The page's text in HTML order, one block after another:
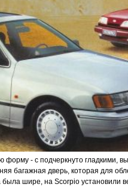
форму - с подчеркнуто гладкими,
багажная дверь, которая для
шире, на Scorpio установили